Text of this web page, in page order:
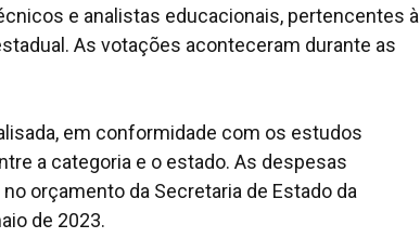
e analistas educacionais, pertencentes à
As votações aconteceram durante as
em conformidade com os estudos
a categoria e o estado. As despesas
orçamento da Secretaria de Estado da
de 2023.